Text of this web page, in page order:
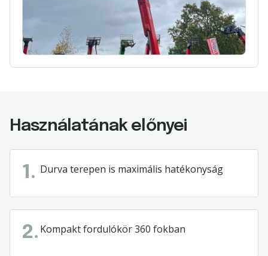
Használatának előnyei
1. Durva terepen is maximális hatékonyság
2. Kompakt fordulókör 360 fokban